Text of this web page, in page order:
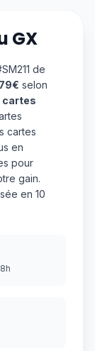
GX
de
selon
cartes
cartes
en
pour
gain.
en 10